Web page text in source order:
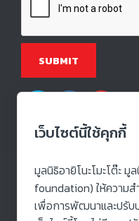
เว็บไซต์นี้ใช้คุกกี้
มูลนิธิอายิโนะโมะโต๊ะ
foundation) ให้ความ
เพื่อการพัฒนาและปรับ
สมัครเ